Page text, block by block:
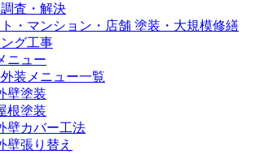
査・解決
・マンション・店舗 塗装・大規模修繕
グ工事
ニュー
装メニュー一覧
壁塗装
根塗装
壁カバー工法
壁張り替え